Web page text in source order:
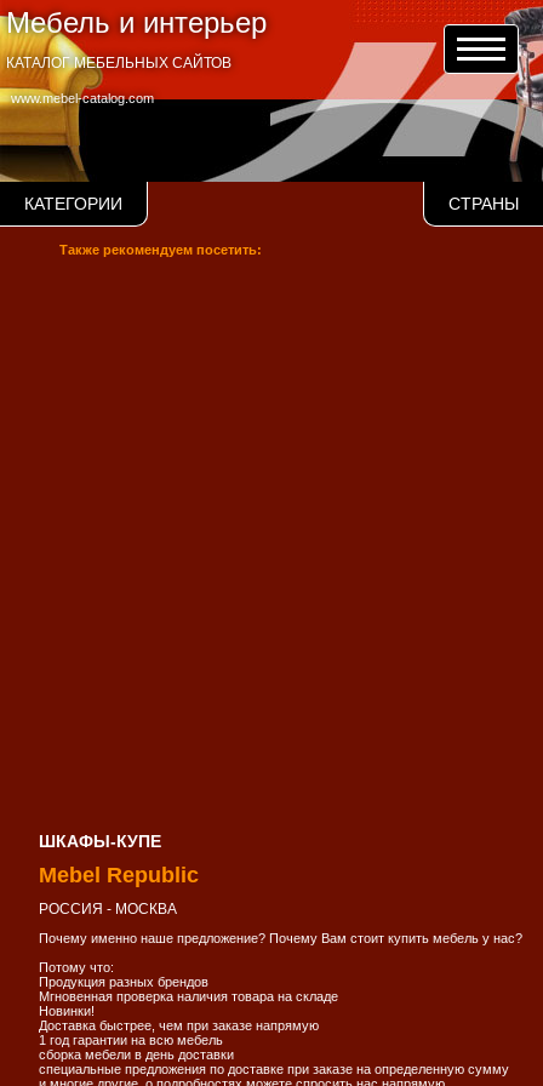
Мебель и интерьер
www.mebel-catalog.com
КАТАЛОГ МЕБЕЛЬНЫХ САЙТОВ
КАТЕГОРИИ СТРАНЫ
Также рекомендуем посетить:
ШКАФЫ-КУПЕ
Mebel Republic
РОССИЯ - МОСКВА
Почему именно наше предложение? Почему Вам стоит купить мебель у нас?
Потому что:
Продукция разных брендов
Мгновенная проверка наличия товара на складе
Новинки!
Доставка быстрее, чем при заказе напрямую
1 год гарантии на всю мебель
сборка мебели в день доставки
специальные предложения по доставке при заказе на определенную сумму